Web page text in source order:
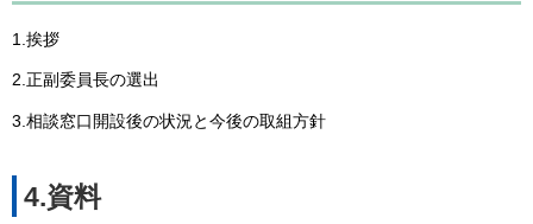
1.挨拶
2.正副委員長の選出
3.相談窓口開設後の状況と今後の取組方針
4.資料